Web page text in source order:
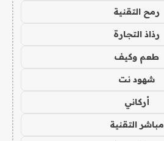
رمح التقنية
رذاذ التجارة
طعم وكيف
شهود نت
أركاني
مباشر التقنية